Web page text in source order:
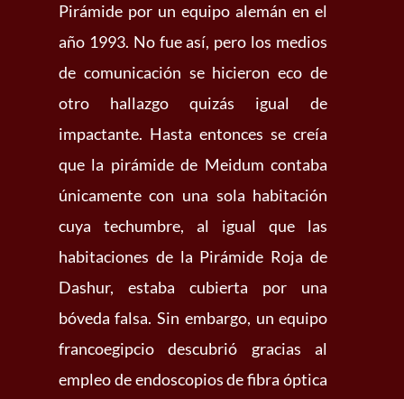
Pirámide por un equipo alemán en el
año 1993. No fue así, pero los medios
de comunicación se hicieron eco de
otro hallazgo quizás igual de
impactante. Hasta entonces se creía
que la pirámide de Meidum contaba
únicamente con una sola habitación
cuya techumbre, al igual que las
habitaciones de la Pirámide Roja de
Dashur, estaba cubierta por una
bóveda falsa. Sin embargo, un equipo
francoegipcio descubrió gracias al
empleo de endoscopios de fibra óptica